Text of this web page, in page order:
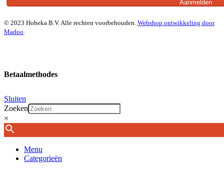
© 2023 Hobeka B.V. Alle rechten voorbehouden. Webshop ontwikkeling door
Madoo.
Betaalmethodes
Sluiten
Zoeken
×
Menu
Categorieën